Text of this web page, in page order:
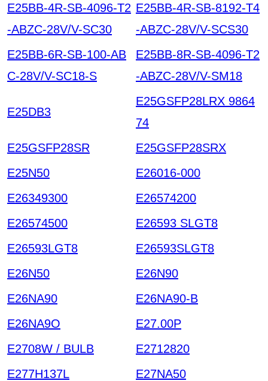
E25BB-4R-SB-4096-T2
-ABZC-28V/V-SC30
E25BB-4R-SB-8192-T4
-ABZC-28V/V-SCS30
E25BB-6R-SB-100-AB
C-28V/V-SC18-S
E25BB-8R-SB-4096-T2
-ABZC-28V/V-SM18
E25DB3
E25GSFP28LRX 9864
74
E25GSFP28SR
E25GSFP28SRX
E25N50
E26016-000
E26349300
E26574200
E26574500
E26593 SLGT8
E26593LGT8
E26593SLGT8
E26N50
E26N90
E26NA90
E26NA90-B
E26NA9O
E27.00P
E2708W / BULB
E2712820
E277H137L
E27NA50